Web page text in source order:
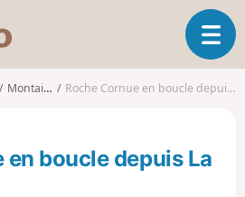
s
o
d
O
u
r
l
Montaimont Roche Cornue en boucle depuis La Perrière
en boucle depuis La